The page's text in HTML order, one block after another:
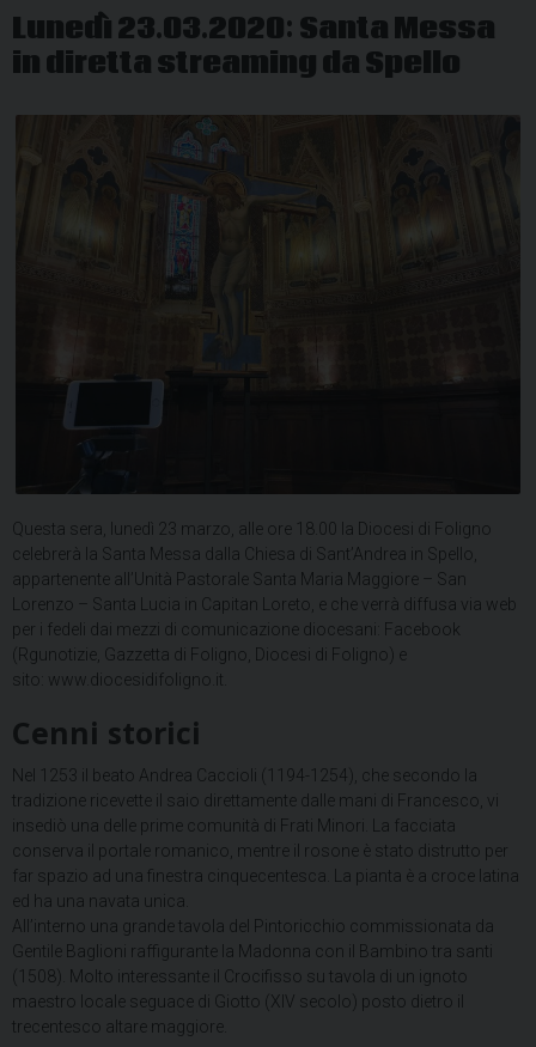
Lunedì 23.03.2020: Santa Messa
in diretta streaming da Spello
Questa sera, lunedì 23 marzo, alle ore 18.00 la Diocesi di Foligno
celebrerà la Santa Messa dalla Chiesa di Sant’Andrea in Spello,
appartenente all’Unità Pastorale Santa Maria Maggiore – San
Lorenzo – Santa Lucia in Capitan Loreto, e che verrà diffusa via web
per i fedeli dai mezzi di comunicazione diocesani: Facebook
(Rgunotizie, Gazzetta di Foligno, Diocesi di Foligno) e
sito: www.diocesidifoligno.it.
Cenni storici
Nel 1253 il beato Andrea Caccioli (1194-1254), che secondo la
tradizione ricevette il saio direttamente dalle mani di Francesco, vi
insediò una delle prime comunità di Frati Minori. La facciata
conserva il portale romanico, mentre il rosone è stato distrutto per
far spazio ad una finestra cinquecentesca. La pianta è a croce latina
ed ha una navata unica.
All’interno una grande tavola del Pintoricchio commissionata da
Gentile Baglioni raffigurante la Madonna con il Bambino tra santi
(1508). Molto interessante il Crocifisso su tavola di un ignoto
maestro locale seguace di Giotto (XIV secolo) posto dietro il
trecentesco altare maggiore.